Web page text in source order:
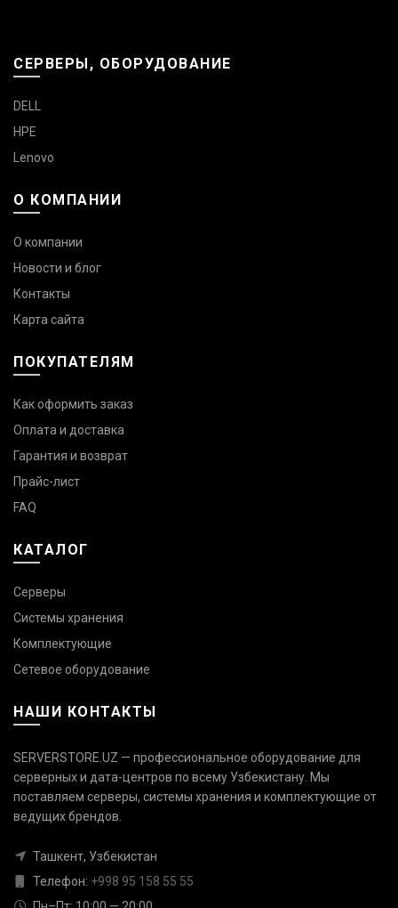
СЕРВЕРЫ, ОБОРУДОВАНИЕ
DELL
HPE
Lenovo
О КОМПАНИИ
О компании
Новости и блог
Контакты
Карта сайта
ПОКУПАТЕЛЯМ
Как оформить заказ
Оплата и доставка
Гарантия и возврат
Прайс-лист
FAQ
КАТАЛОГ
Серверы
Системы хранения
Комплектующие
Сетевое оборудование
НАШИ КОНТАКТЫ
SERVERSTORE.UZ — профессиональное оборудование для
серверных и дата-центров по всему Узбекистану. Мы
поставляем серверы, системы хранения и комплектующие от
ведущих брендов.
Ташкент, Узбекистан
Телефон: +998 95 158 55 55
Связаться с нами
Телефон